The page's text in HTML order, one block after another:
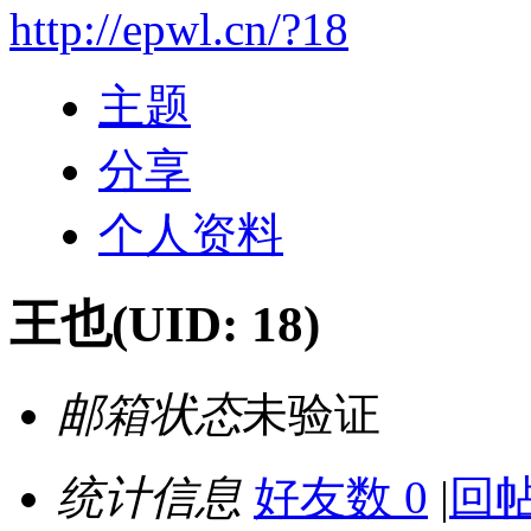
http://epwl.cn/?18
主题
分享
个人资料
王也(UID: 18)
邮箱状态未验证
统计信息 好友数 0 | 回